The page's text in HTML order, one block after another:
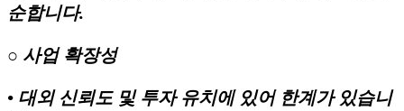
순합니다.
○ 사업 확장성
• 대외 신뢰도 및 투자 유치에 있어 한계가 있습니